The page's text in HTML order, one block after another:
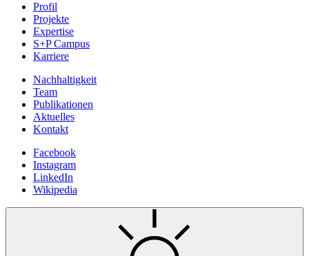
Profil
Projekte
Expertise
S+P Campus
Karriere
Nachhaltigkeit
Team
Publikationen
Aktuelles
Kontakt
Facebook
Instagram
LinkedIn
Wikipedia